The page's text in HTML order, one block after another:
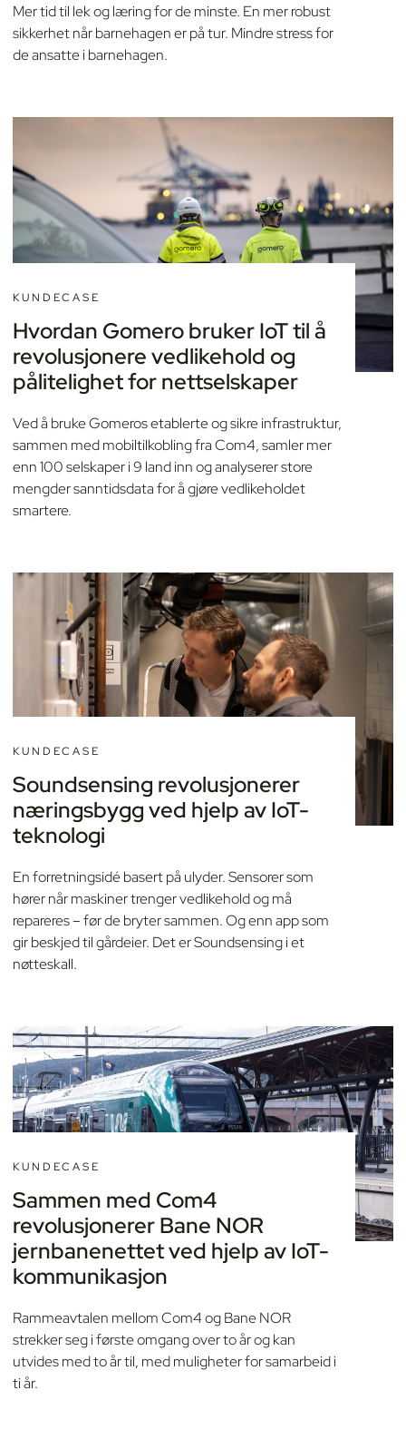
Mer tid til lek og læring for de minste. En mer robust
sikkerhet når barnehagen er på tur. Mindre stress for
de ansatte i barnehagen.
KUNDECASE
Hvordan Gomero bruker IoT til å
revolusjonere vedlikehold og
pålitelighet for nettselskaper
Ved å bruke Gomeros etablerte og sikre infrastruktur,
sammen med mobiltilkobling fra Com4, samler mer
enn 100 selskaper i 9 land inn og analyserer store
mengder sanntidsdata for å gjøre vedlikeholdet
smartere.
KUNDECASE
Soundsensing revolusjonerer
næringsbygg ved hjelp av IoT-
teknologi
En forretningsidé basert på ulyder. Sensorer som
hører når maskiner trenger vedlikehold og må
repareres – før de bryter sammen. Og enn app som
gir beskjed til gårdeier. Det er Soundsensing i et
nøtteskall.
KUNDECASE
Sammen med Com4
revolusjonerer Bane NOR
jernbanenettet ved hjelp av IoT-
kommunikasjon
Rammeavtalen mellom Com4 og Bane NOR
strekker seg i første omgang over to år og kan
utvides med to år til, med muligheter for samarbeid i
ti år.